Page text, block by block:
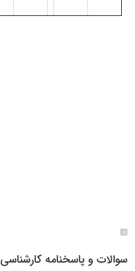
سوالات و پاسخنامه کارشناسی